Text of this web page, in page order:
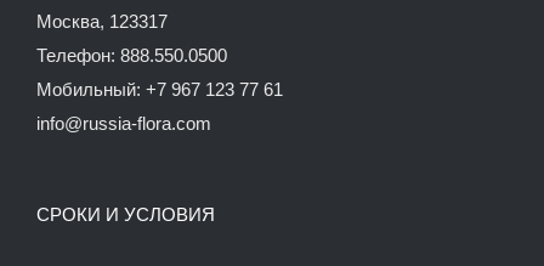
Москва, 123317
Телефон: 888.550.0500
Мобильный: +7 967 123 77 61
info@russia-flora.com
СРОКИ И УСЛОВИЯ